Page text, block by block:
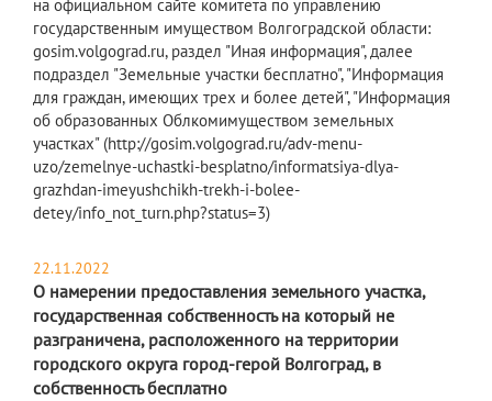
на официальном сайте комитета по управлению
государственным имуществом Волгоградской области:
gosim.volgograd.ru, раздел "Иная информация", далее
подраздел "Земельные участки бесплатно", "Информация
для граждан, имеющих трех и более детей", "Информация
об образованных Облкомимуществом земельных
участках" (http://gosim.volgograd.ru/adv-menu-
uzo/zemelnye-uchastki-besplatno/informatsiya-dlya-
grazhdan-imeyushchikh-trekh-i-bolee-
detey/info_not_turn.php?status=3)
22.11.2022
О намерении предоставления земельного участка,
государственная собственность на который не
разграничена, расположенного на территории
городского округа город-герой Волгоград, в
собственность бесплатно